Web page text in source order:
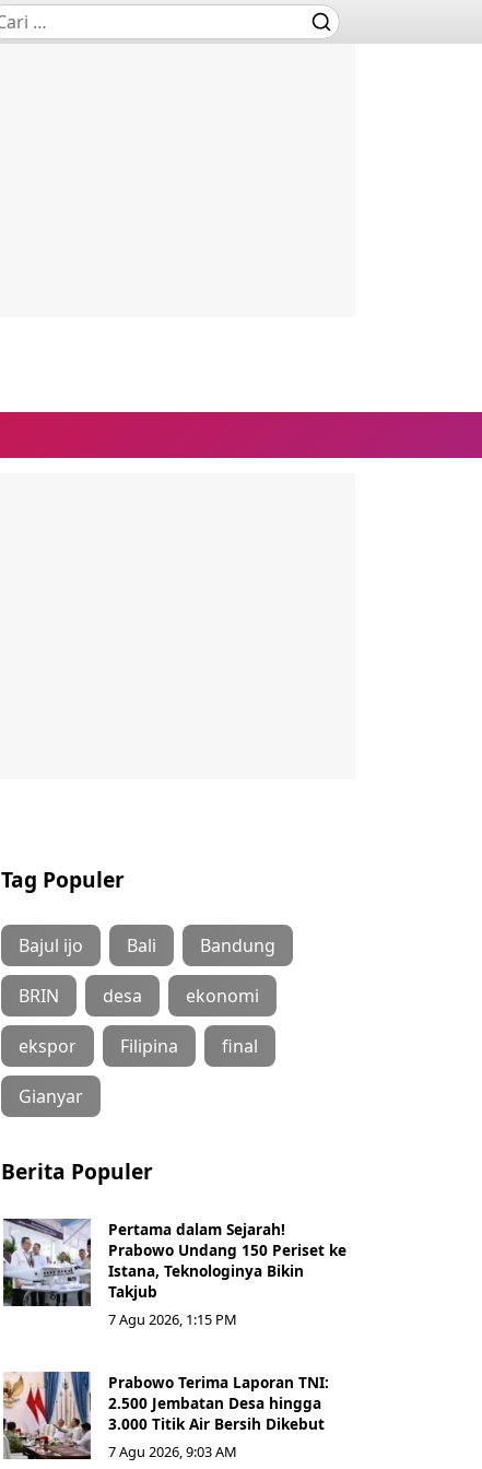
Tag Populer
Bajul ijo Bali Bandung
BRIN desa ekonomi
ekspor Filipina final
Gianyar
Berita Populer
Pertama dalam Sejarah!
Prabowo Undang 150 Periset ke
Istana, Teknologinya Bikin
Takjub
7 Agu 2026, 1:15 PM
Prabowo Terima Laporan TNI:
2.500 Jembatan Desa hingga
3.000 Titik Air Bersih Dikebut
7 Agu 2026, 9:03 AM